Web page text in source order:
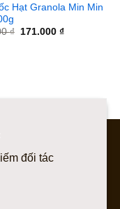
Hạt Granola Min Min
₫
Giá
171.000 ₫Giá
đối tác